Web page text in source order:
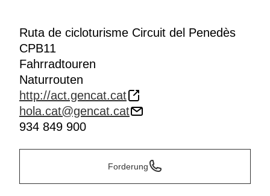
Ruta de cicloturisme Circuit del Penedès
CPB11
Fahrradtouren
Naturrouten
http://act.gencat.cat
hola.cat@gencat.cat
934 849 900
Forderung